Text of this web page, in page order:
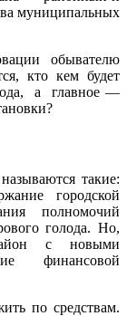
муниципальных
обывателю
кто кем будет
а главное —
такие:
городской
полномочий
голода. Но,
с новыми
финансовой
по средствам.